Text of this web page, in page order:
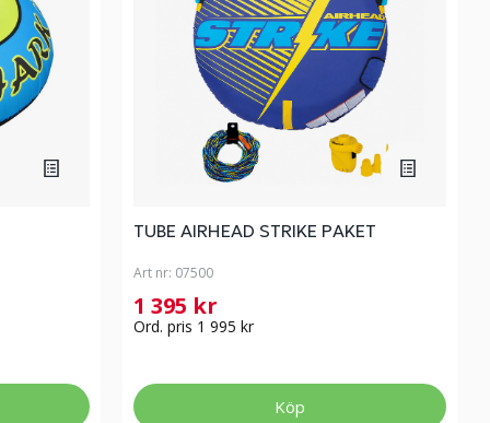
TUBE AIRHEAD STRIKE PAKET
Art nr: 07500
1 395 kr
Ord. pris 1 995 kr
Köp